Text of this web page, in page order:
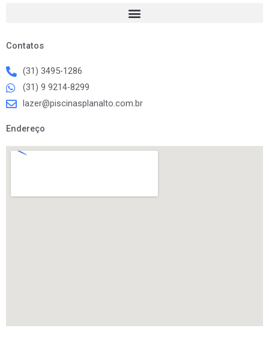
Contatos
(31) 3495-1286
(31) 9 9214-8299
lazer@piscinasplanalto.com.br
Endereço